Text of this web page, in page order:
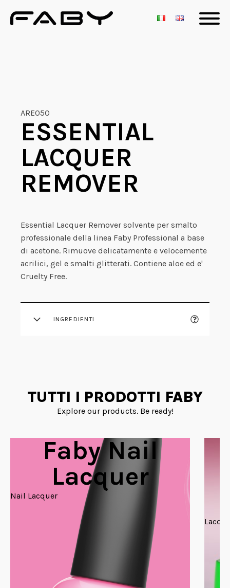
ARE050
ESSENTIAL
LACQUER
REMOVER
Essential Lacquer Remover solvente per smalto
professionale della linea Faby Professional a base
di acetone. Rimuove delicatamente e velocemente
acrilici, gel e smalti glitterati. Contiene aloe ed e'
Cruelty Free.
INGREDIENTI
TUTTI I PRODOTTI FABY
Explore our products. Be ready!
Faby Nail
Lacquer
Nail Lacquer